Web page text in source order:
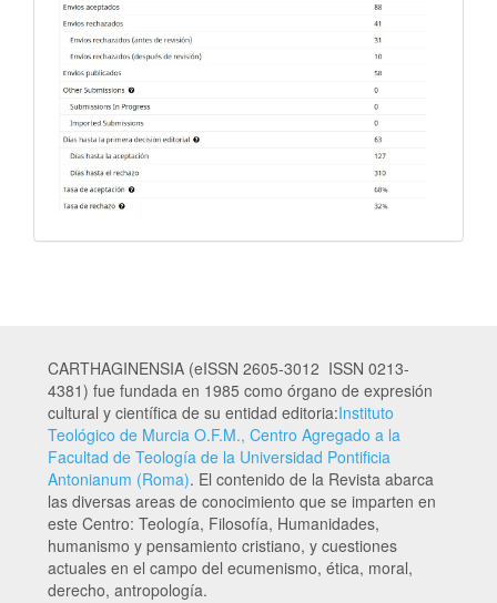
CARTHAGINENSIA (eISSN 2605-3012 ISSN 0213-
4381) fue fundada en 1985 como órgano de expresión
cultural y científica de su entidad editoria:Instituto
Teológico de Murcia O.F.M., Centro Agregado a la
Facultad de Teología de la Universidad Pontificia
Antonianum (Roma). El contenido de la Revista abarca
las diversas areas de conocimiento que se imparten en
este Centro: Teología, Filosofía, Humanidades,
humanismo y pensamiento cristiano, y cuestiones
actuales en el campo del ecumenismo, ética, moral,
derecho, antropología.